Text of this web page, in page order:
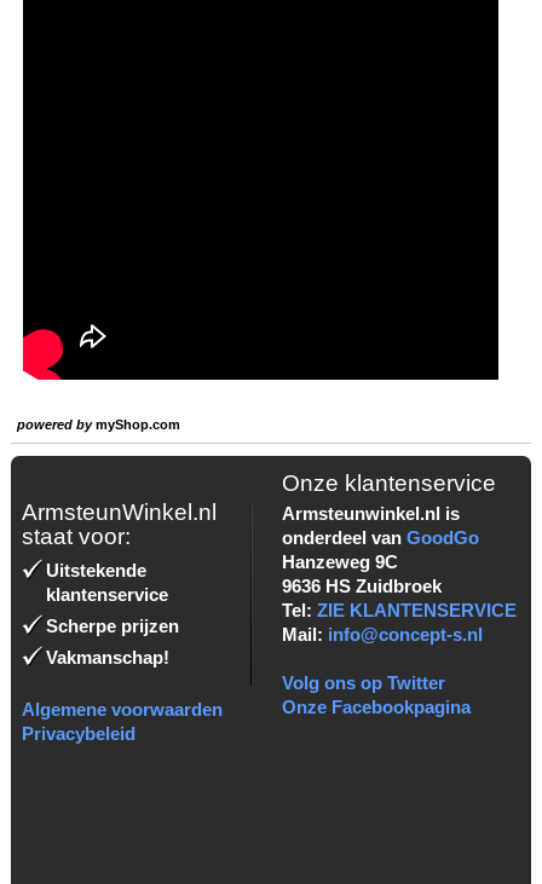
powered bymyShop.com
ArmsteunWinkel.nl
staat voor:
Uitstekende
klantenservice
Scherpe prijzen
Vakmanschap!
Algemene voorwaarden
Privacybeleid
Onze klantenservice
Armsteunwinkel.nl is
onderdeel van GoodGo
Hanzeweg 9C
9636 HS Zuidbroek
Tel: ZIE KLANTENSERVICE
Mail: info@concept-s.nl
Volg ons op Twitter
Onze Facebookpagina